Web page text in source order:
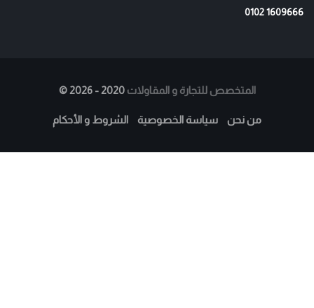
‭0102 1609666‬
© المتخصص للتجارة و المقاولات 2020 - 2026
من نحن سياسة الخصوصية الشروط و الأحكام